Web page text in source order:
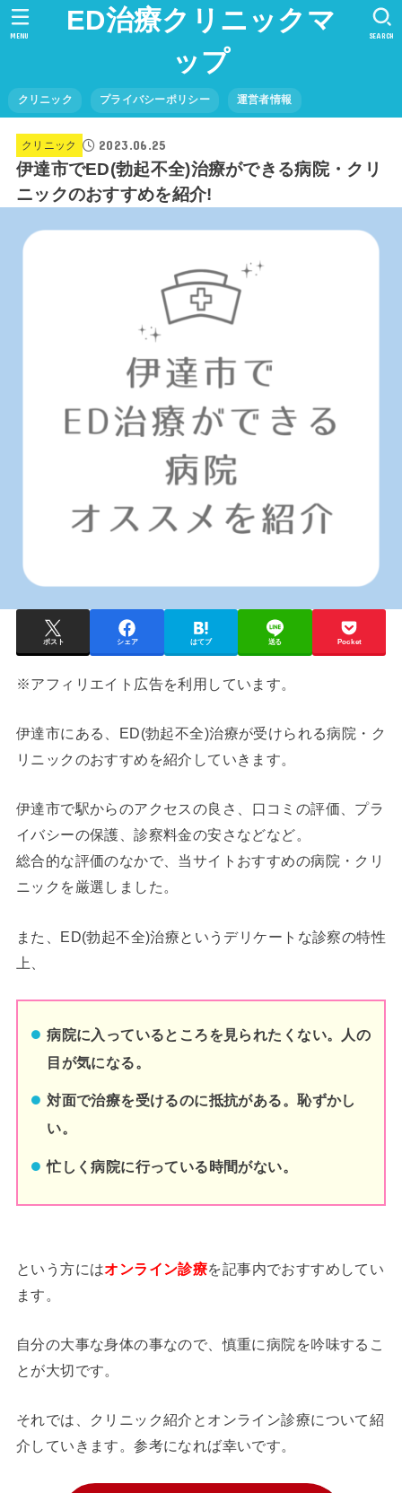
ED治療クリニックマ
ップ
クリニック プライバシーポリシー 運営者情報
SEARCH
MENU
クリニック 2023.06.25
伊達市でED(勃起不全)治療ができる病院・クリ
ニックのおすすめを紹介!
ポスト シェア はてブ 送る Pocket
※アフィリエイト広告を利用しています。
伊達市にある、ED(勃起不全)治療が受けられる病院・ク
リニックのおすすめを紹介していきます。
伊達市で駅からのアクセスの良さ、口コミの評価、プラ
イバシーの保護、診察料金の安さなどなど。
総合的な評価のなかで、当サイトおすすめの病院・クリ
ニックを厳選しました。
また、ED(勃起不全)治療というデリケートな診察の特性
上、
病院に入っているところを見られたくない。人の
目が気になる。
対面で治療を受けるのに抵抗がある。恥ずかし
い。
忙しく病院に行っている時間がない。
という方にはオンライン診療を記事内でおすすめしてい
ます。
自分の大事な身体の事なので、慎重に病院を吟味するこ
とが大切です。
それでは、クリニック紹介とオンライン診療について紹
介していきます。参考になれば幸いです。